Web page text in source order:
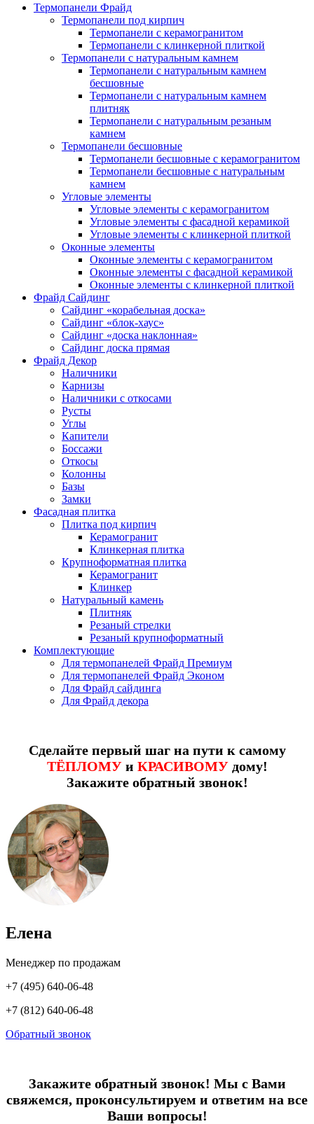
Термопанели Фрайд
Термопанели под кирпич
Термопанели с керамогранитом
Термопанели с клинкерной плиткой
Термопанели с натуральным камнем
Термопанели с натуральным камнем
бесшовные
Термопанели с натуральным камнем
плитняк
Термопанели с натуральным резаным
камнем
Термопанели бесшовные
Термопанели бесшовные с керамогранитом
Термопанели бесшовные с натуральным
камнем
Угловые элементы
Угловые элементы с керамогранитом
Угловые элементы с фасадной керамикой
Угловые элементы с клинкерной плиткой
Оконные элементы
Оконные элементы с керамогранитом
Оконные элементы с фасадной керамикой
Оконные элементы с клинкерной плиткой
Фрайд Сайдинг
Сайдинг «корабельная доска»
Сайдинг «блок-хаус»
Сайдинг «доска наклонная»
Сайдинг доска прямая
Фрайд Декор
Наличники
Карнизы
Наличники с откосами
Русты
Углы
Капители
Боссажи
Откосы
Колонны
Базы
Замки
Фасадная плитка
Плитка под кирпич
Керамогранит
Клинкерная плитка
Крупноформатная плитка
Керамогранит
Клинкер
Натуральный камень
Плитняк
Резаный стрелки
Резаный крупноформатный
Комплектующие
Для термопанелей Фрайд Премиум
Для термопанелей Фрайд Эконом
Для Фрайд сайдинга
Для Фрайд декора
Сделайте первый шаг на пути к самому
ТЁПЛОМУи КРАСИВОМУдому!
Закажите обратный звонок!
Елена
Менеджер по продажам
+7 (495) 640-06-48
+7 (812) 640-06-48
Обратный звонок
Закажите обратный звонок! Мы с Вами
свяжемся, проконсультируем и ответим на все
Ваши вопросы!